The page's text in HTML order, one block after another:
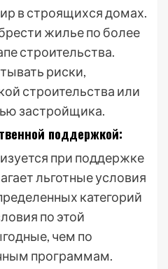
в строящихся домах.
жилье по более
строительства.
риски,
строительства или
застройщика.
поддержкой:
при поддержке
льготные условия
категорий
по этой
чем по
программам.